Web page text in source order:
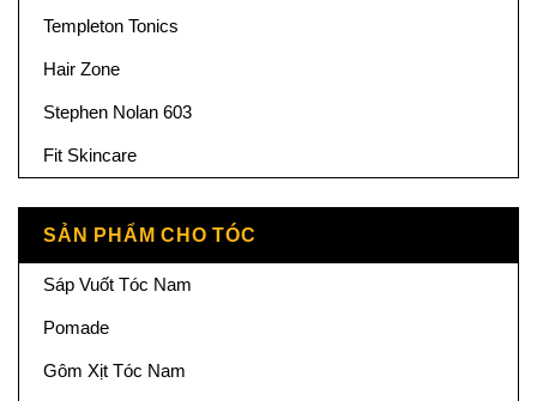
Templeton Tonics
Hair Zone
Stephen Nolan 603
Fit Skincare
SẢN PHẨM CHO TÓC
Sáp Vuốt Tóc Nam
Pomade
Gôm Xịt Tóc Nam